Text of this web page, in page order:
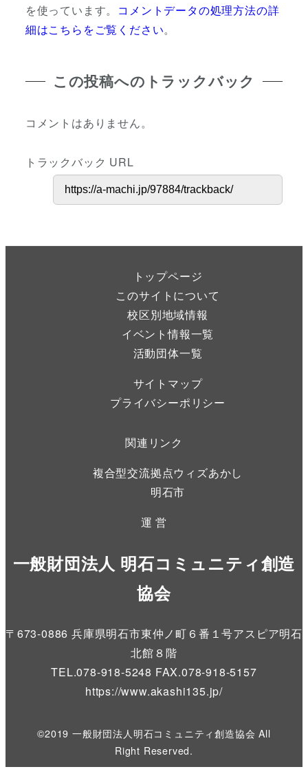
を使っています。 コメントデータの処理方法の詳
細はこちらをご覧ください。
この投稿へのトラックバック
コメントはありません。
トラックバック URL
トップページ
このサイトについて
校区別地域情報
イベント情報一覧
活動団体一覧
サイトマップ
プライバシーポリシー
関連リンク
複合型交流拠点ウィズあかし
明石市
運 営
一般財団法人 明石コミュニティ創造
協会
〒673-0886 兵庫県明石市東仲ノ町６番１号アスピア明石
北館８階
TEL.078-918-5248 FAX.078-918-5157
https://www.akashi135.jp/
©2019 一般財団法人明石コミュニティ創造協会 All
Right Reserved.